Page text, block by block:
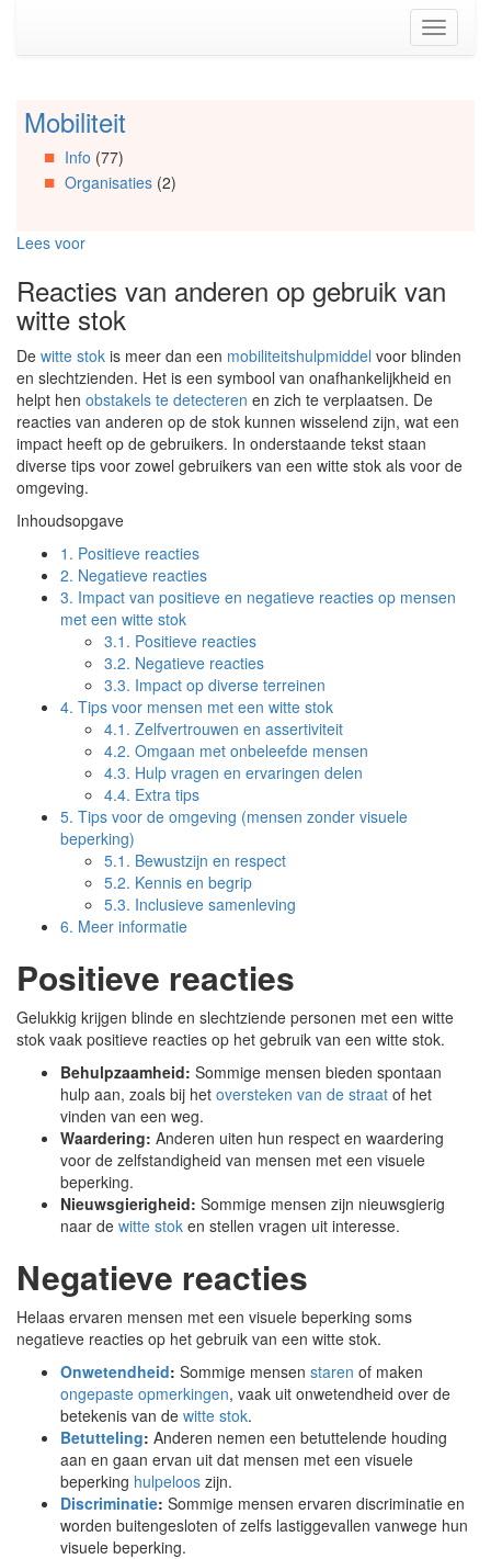
(Accesskey
Toggle
Spring
Artikels
Spring
Spring
Organisaties
Spring
Social
media
Mobiliteit
Info (77)
Organisaties(2)
Lees voor
Reacties van anderen op gebruik van
witte stok
De witte stok is meer dan een mobiliteitshulpmiddel voor blinden
en slechtzienden. Het is een symbool van onafhankelijkheid en
helpt hen obstakels te detecteren en zich te verplaatsen. De
reacties van anderen op de stok kunnen wisselend zijn, wat een
impact heeft op de gebruikers. In onderstaande tekst staan
diverse tips voor zowel gebruikers van een witte stok als voor de
omgeving.
Inhoudsopgave
1. Positieve reacties
2. Negatieve reacties
3. Impact van positieve en negatieve reacties op mensen
met een witte stok
3.1. Positieve reacties
3.2. Negatieve reacties
3.3. Impact op diverse terreinen
4. Tips voor mensen met een witte stok
4.1. Zelfvertrouwen en assertiviteit
4.2. Omgaan met onbeleefde mensen
4.3. Hulp vragen en ervaringen delen
4.4. Extra tips
5. Tips voor de omgeving (mensen zonder visuele
beperking)
5.1. Bewustzijn en respect
5.2. Kennis en begrip
5.3. Inclusieve samenleving
6. Meer informatie
Positieve reacties
Gelukkig krijgen blinde en slechtziende personen met een witte
stok vaak positieve reacties op het gebruik van een witte stok.
Behulpzaamheid: Sommige mensen bieden spontaan
hulp aan, zoals bij het oversteken van de straat of het
vinden van een weg.
Waardering: Anderen uiten hun respect en waardering
voor de zelfstandigheid van mensen met een visuele
beperking.
Nieuwsgierigheid: Sommige mensen zijn nieuwsgierig
naar de witte stok en stellen vragen uit interesse.
Negatieve reacties
Helaas ervaren mensen met een visuele beperking soms
negatieve reacties op het gebruik van een witte stok.
Onwetendheid: Sommige mensen staren of maken
ongepaste opmerkingen, vaak uit onwetendheid over de
betekenis van de witte stok.
Betutteling: Anderen nemen een betuttelende houding
aan en gaan ervan uit dat mensen met een visuele
beperking hulpeloos zijn.
Discriminatie: Sommige mensen ervaren discriminatie en
worden buitengesloten of zelfs lastiggevallen vanwege hun
visuele beperking.